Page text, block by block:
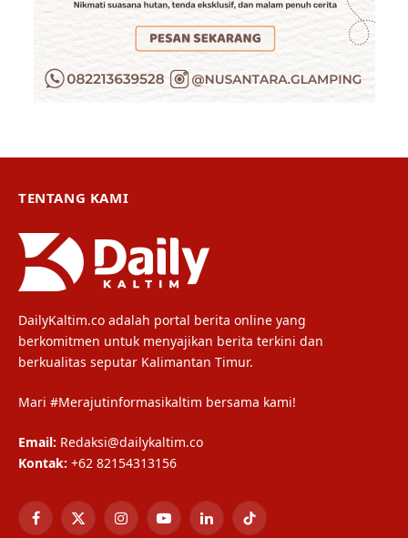
TENTANG KAMI
DailyKaltim.co adalah portal berita online yang
berkomitmen untuk menyajikan berita terkini dan
berkualitas seputar Kalimantan Timur.
Mari #Merajutinformasikaltim bersama kami!
Email: Redaksi@dailykaltim.co
Kontak: +62 82154313156
Facebook
X
InstagramYouTubeLinkedInTikTok